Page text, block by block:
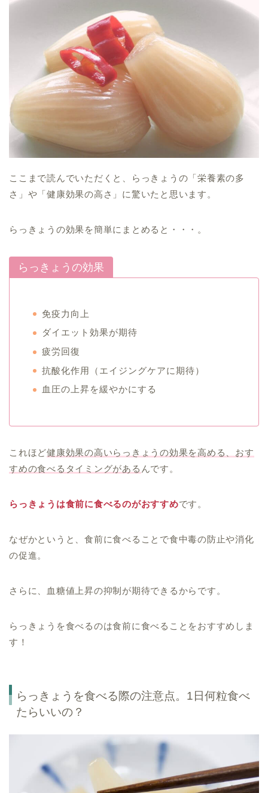
ここまで読んでいただくと、らっきょうの「栄養素の多
さ」や「健康効果の高さ」に驚いたと思います。
らっきょうの効果を簡単にまとめると・・・。
らっきょうの効果
免疫力向上
ダイエット効果が期待
疲労回復
抗酸化作用（エイジングケアに期待）
血圧の上昇を緩やかにする
これほど健康効果の高いらっきょうの効果を高める、おす
すめの食べるタイミングがある んです。
らっきょうは食前に食べるのがおすすめです。
なぜかというと、食前に食べることで食中毒の防止や消化
の促進。
さらに、血糖値上昇の抑制が期待できるからです。
らっきょうを食べるのは食前に食べることをおすすめしま
す！
らっきょうを食べる際の注意点。1日何粒食べ
たらいいの？